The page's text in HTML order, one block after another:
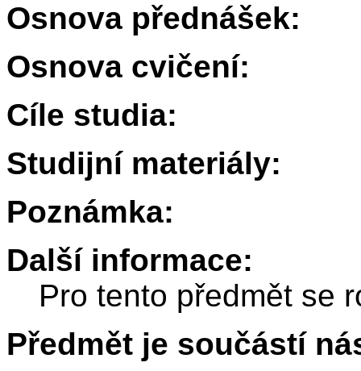
Osnova přednášek:
Osnova cvičení:
Cíle studia:
Studijní materiály:
Poznámka:
Další informace:
Pro tento předmět se
Předmět je součástí